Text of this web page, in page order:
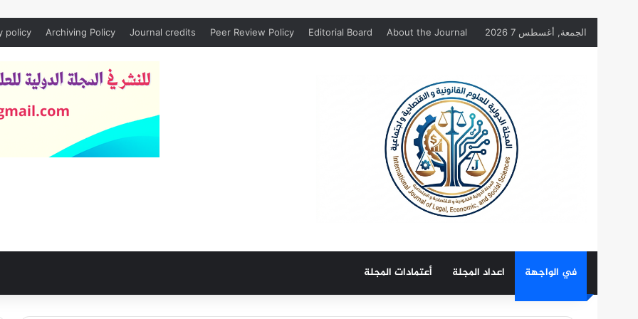
الجمعة, أغسطس 7 2026 About the Journal
Editorial Board
Peer Review Policy
Journal credits
Archiving Policy
policy
في الواجهة اعداد المجلة أعتمادات المجلة